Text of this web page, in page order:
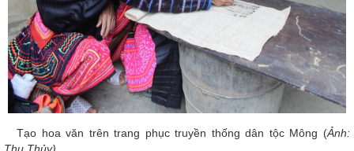
Tạo hoa văn trên trang phục truyền thống dân tộc Mông (Ảnh: